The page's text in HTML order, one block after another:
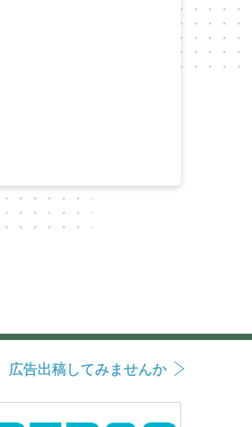
広告出稿してみませんか